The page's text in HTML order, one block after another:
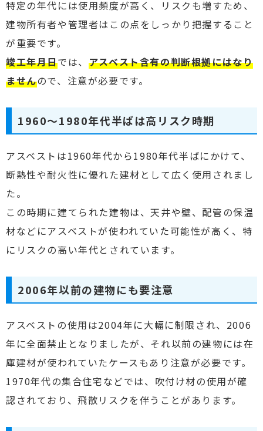
特定の年代には使用頻度が高く、リスクも増すため、
建物所有者や管理者はこの点をしっかり把握すること
が重要です。
竣工年月日では、 アスベスト含有の判断根拠にはなり
ませんので、注意が必要です。
1960〜1980年代半ばは高リスク時期
アスベストは1960年代から1980年代半ばにかけて、
断熱性や耐火性に優れた建材として広く使用されまし
た。
この時期に建てられた建物は、天井や壁、配管の保温
材などにアスベストが使われていた可能性が高く、特
にリスクの高い年代とされています。
2006年以前の建物にも要注意
アスベストの使用は2004年に大幅に制限され、2006
年に全面禁止となりましたが、それ以前の建物には在
庫建材が使われていたケースもあり注意が必要です。
1970年代の集合住宅などでは、吹付け材の使用が確
認されており、飛散リスクを伴うことがあります。